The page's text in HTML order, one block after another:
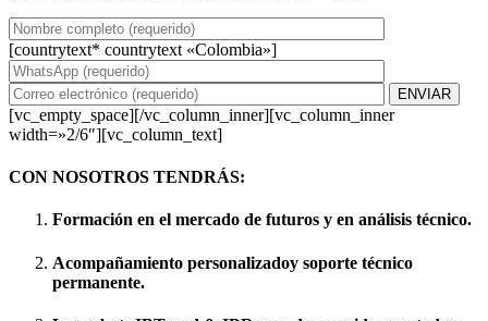
[countrytext* countrytext «Colombia»]
[vc_empty_space][/vc_column_inner][vc_column_inner
width=»2/6″][vc_column_text]
CON NOSOTROS TENDRÁS:
Formación en el mercado de futuros y en análisis técnico.
Acompañamiento personalizadoy soporte técnico
permanente.